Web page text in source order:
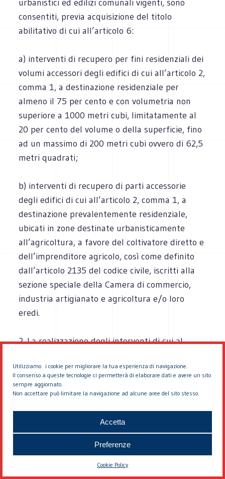
Utilizziamo i cookie per migliorare la tua esperienza di navigazione.
Il consenso a queste tecnologie ci permetterà di elaborare dati e avere un sito
sempre aggiornato.
Non accettare può limitare la navigazione ad alcune aree del sito stesso.
Accetta
Preferenze
Cookie Policy
urbanistici ed edilizi comunali vigenti, sono
consentiti, previa acquisizione del titolo
abilitativo di cui all’articolo 6:
a) interventi di recupero per fini residenziali dei
volumi accessori degli edifici di cui all’articolo 2,
comma 1, a destinazione residenziale per
almeno il 75 per cento e con volumetria non
superiore a 1000 metri cubi, limitatamente al
20 per cento del volume o della superficie, fino
ad un massimo di 200 metri cubi ovvero di 62,5
metri quadrati;
b) interventi di recupero di parti accessorie
degli edifici di cui all’articolo 2, comma 1, a
destinazione prevalentemente residenziale,
ubicati in zone destinate urbanisticamente
all’agricoltura, a favore del coltivatore diretto e
dell’imprenditore agricolo, così come definito
dall’articolo 2135 del codice civile, iscritti alla
sezione speciale della Camera di commercio,
industria artigianato e agricoltura e/o loro
eredi.
2. La realizzazione degli interventi di cui al
delle opere di urbanizzazione primaria e
secondaria ovvero al loro adeguamento, in
relazione al maggior carico urbanistico
connesso alla trasformazione a destinazione
3. Gli interventi di cui al comma 1 devono
essere realizzati nel rispetto di quanto previsto